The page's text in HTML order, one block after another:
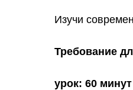
Изучи
Требование
урок: 60 минут